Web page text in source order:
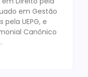
em Gestão
UEPG, e
Canônico